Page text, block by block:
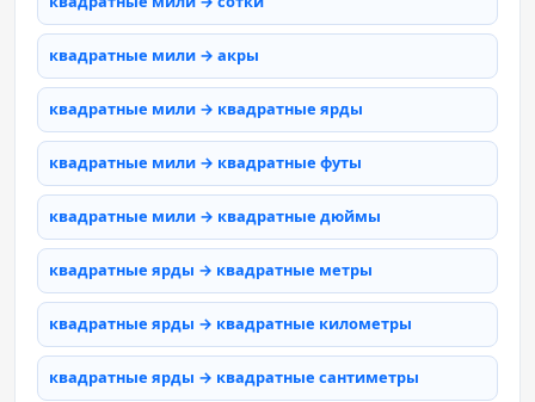
квадратные мили → акры
квадратные мили → квадратные ярды
квадратные мили → квадратные футы
квадратные мили → квадратные дюймы
квадратные ярды → квадратные метры
квадратные ярды → квадратные километры
квадратные ярды → квадратные сантиметры